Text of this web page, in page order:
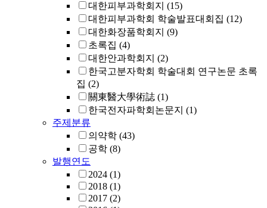
대한피부과학회지 (15)
대한피부과학회 학술발표대회집 (12)
대한화장품학회지 (9)
초록집 (4)
대한안과학회지 (2)
한국고분자학회 학술대회 연구논문 초록
집 (2)
關東醫大學術誌 (1)
한국전자파학회논문지 (1)
주제분류
의약학 (43)
공학 (8)
발행연도
2024 (1)
2018 (1)
2017 (2)